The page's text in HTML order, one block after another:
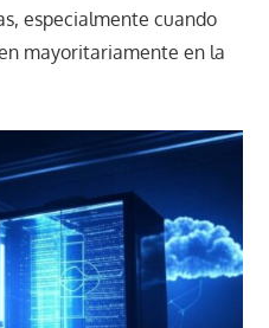
especialmente cuando
mayoritariamente en la